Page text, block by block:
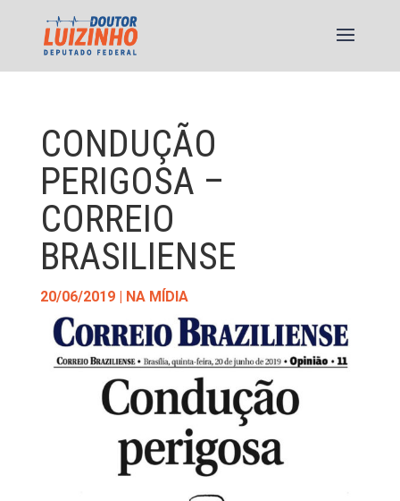
CONDUÇÃO
PERIGOSA –
CORREIO
BRASILIENSE
20/06/2019| NA MÍDIA